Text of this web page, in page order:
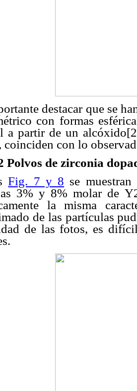
destacar que se
con formas
a partir de un
coinciden con lo
Polvos de zirconia
Fig. 7 y 8 se
3% y 8% molar de
la misma
de las partículas
de las fotos, es